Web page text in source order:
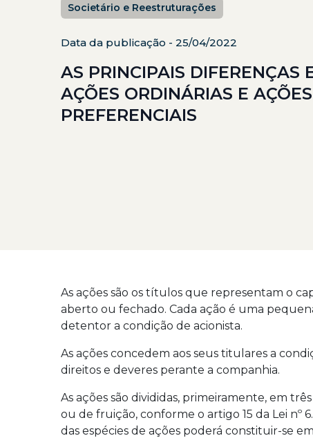
Societário e Reestruturações
Data da publicação - 25/04/2022
AS PRINCIPAIS DIFERENÇAS
AÇÕES ORDINÁRIAS E AÇÕES
PREFERENCIAIS
As ações são os títulos que representam o
aberto ou fechado. Cada ação é uma
detentor a condição de acionista.
As ações concedem aos seus titulares a
direitos e deveres perante a companhia.
As ações são divididas, primeiramente, em
ou de fruição, conforme o artigo 15 da Lei nº
das espécies de ações poderá constituir-se